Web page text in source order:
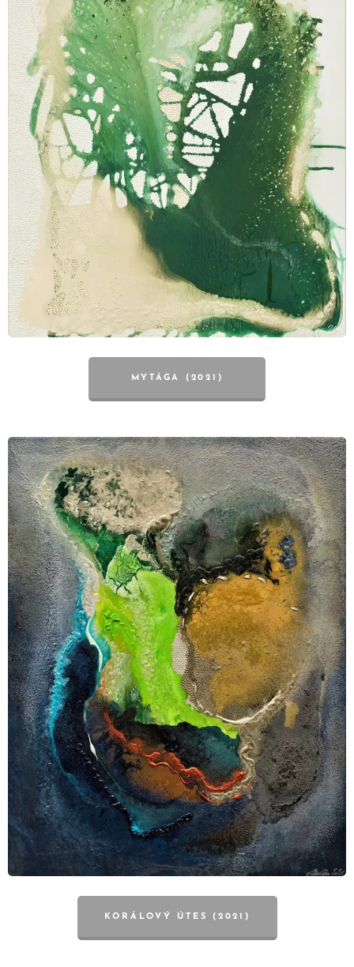
MYTÁGA (2021)
KORÁLOVÝ ÚTES (2021)